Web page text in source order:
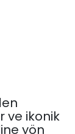
ve ikonik
yön